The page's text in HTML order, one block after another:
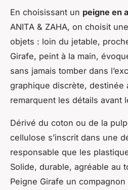
En choisissant un peigne en
ANITA & ZAHA, on choisit
objets : loin du jetable,
Girafe, peint à la main,
sans jamais tomber dans
graphique discrète, destinée
remarquent les détails avant
Dérivé du coton ou de la
cellulose s’inscrit dans une
responsable que les
Solide, durable, agréable au
Peigne Girafe un